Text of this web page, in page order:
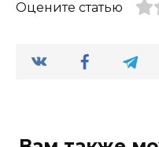
Оцените статью